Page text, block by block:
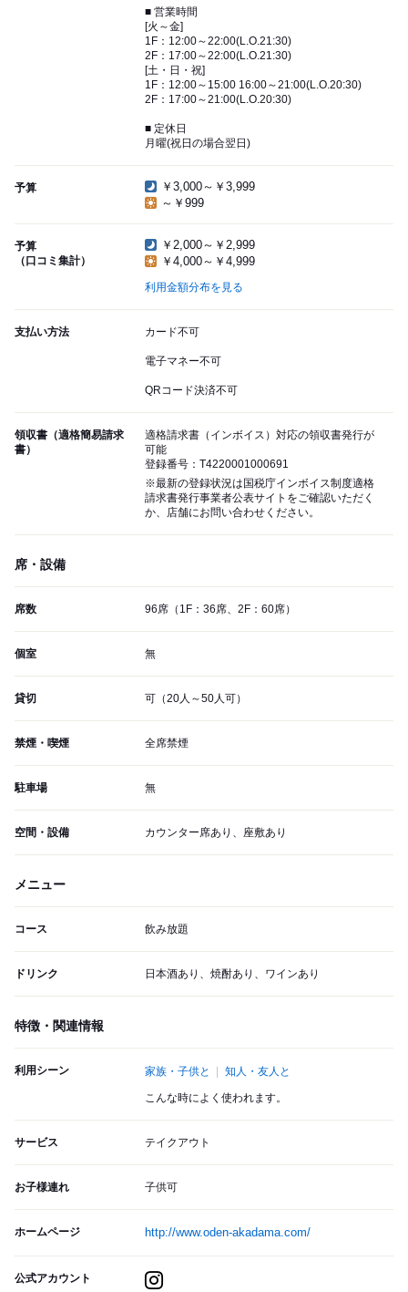
■ 営業時間
[火～金]
1F：12:00～22:00(L.O.21:30)
2F：17:00～22:00(L.O.21:30)
[土・日・祝]
1F：12:00～15:00 16:00～21:00(L.O.20:30)
2F：17:00～21:00(L.O.20:30)
■ 定休日
月曜(祝日の場合翌日)
予算
￥3,000～￥3,999
～￥999
予算
（口コミ集計）
￥2,000～￥2,999
￥4,000～￥4,999
利用金額分布を見る
支払い方法 カード不可
電子マネー不可
QRコード決済不可
領収書（適格簡易請求
書）
適格請求書（インボイス）対応の領収書発行が
可能
登録番号：T4220001000691
※最新の登録状況は国税庁インボイス制度適格
請求書発行事業者公表サイトをご確認いただく
か、店舗にお問い合わせください。
席・設備
席数 96席（1F：36席、2F：60席）
個室 無
貸切 可（20人～50人可）
禁煙・喫煙 全席禁煙
駐車場 無
空間・設備 カウンター席あり、座敷あり
メニュー
コース 飲み放題
ドリンク 日本酒あり、焼酎あり、ワインあり
特徴・関連情報
利用シーン 家族・子供と 知人・友人と
こんな時によく使われます。
サービス テイクアウト
お子様連れ 子供可
ホームページ http://www.oden-akadama.com/
公式アカウント